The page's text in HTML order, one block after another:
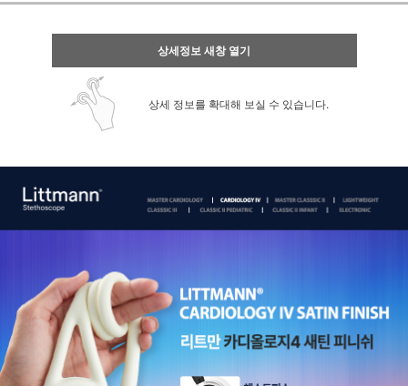
상세정보 새창 열기
상세 정보를 확대해 보실 수 있습니다.